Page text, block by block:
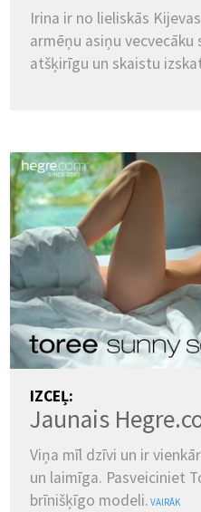
Irina ir no lieliskās
armēņu asiņu
atšķirīgu un skaistu
IZCEĻ:
Jaunais
Viņa mīl dzīvi un ir
un laimīga. Pasveiciniet
brīnišķīgo modeli. VAIRĀK